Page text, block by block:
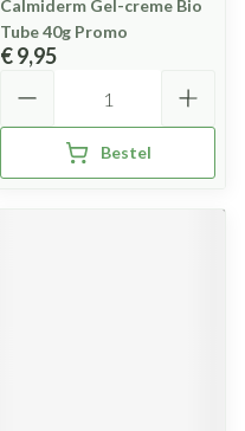
Calmiderm Gel-creme Bio
Tube 40g Promo
€ 9,95
Bestel